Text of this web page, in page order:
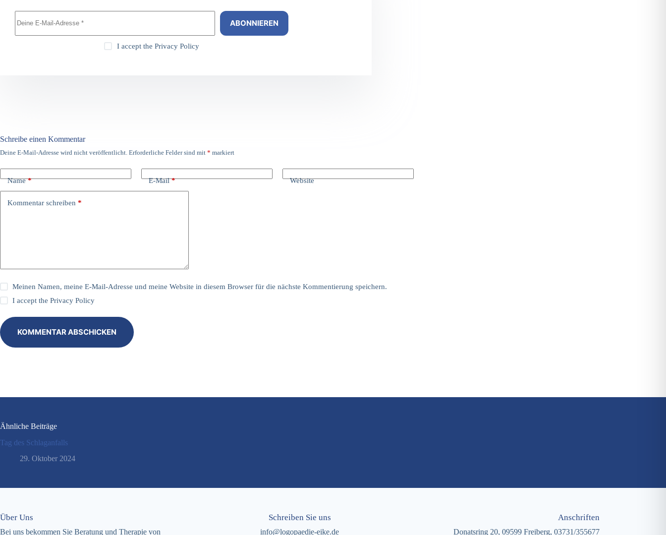
ABONNIEREN
I accept the Privacy Policy
Schreibe einen Kommentar
Deine E-Mail-Adresse wird nicht veröffentlicht. Erforderliche Felder sind mit * markiert
Name* E-Mail* Website
Kommentar schreiben *
Meinen Namen, meine E-Mail-Adresse und meine Website in diesem Browser für die nächste Kommentierung speichern.
I accept thePrivacy Policy
KOMMENTAR ABSCHICKEN
Ähnliche Beiträge
Tag des Schlaganfalls
29. Oktober 2024
Über Uns
Bei uns bekommen Sie Beratung und Therapie von
Schreiben Sie uns
info@logopaedie-eike.de
Anschriften
Donatsring 20, 09599 Freiberg, 03731/355677